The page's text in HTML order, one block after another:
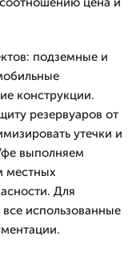
подземные и
конструкции.
резервуаров от
утечки и
выполняем
местных
Для
использованные